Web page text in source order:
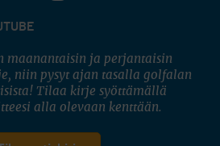
maanantaisin ja perjantaisin
niin pysyt ajan tasalla golfalan
Tilaa kirje syöttämällä
alla olevaan kenttään.